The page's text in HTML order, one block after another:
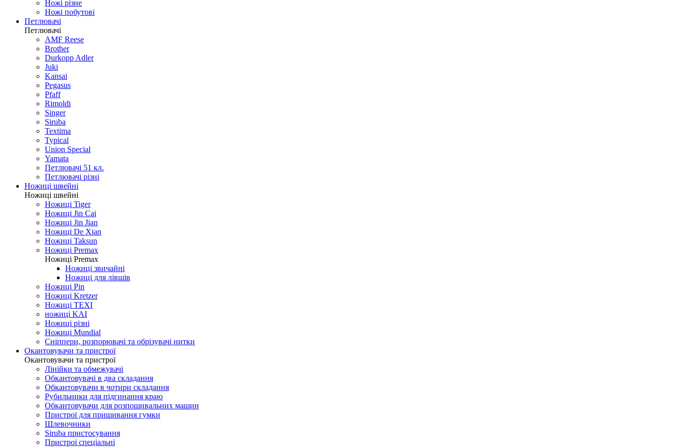
Ножі різне
Ножі побутові
Петлювачі
Петлювачі
AMF Reese
Brother
Durkopp Adler
Juki
Kansai
Pegasus
Pfaff
Rimoldi
Singer
Siruba
Textima
Typical
Union Special
Yamata
Петлювачі 51 кл.
Петлювачі різні
Ножиці швейні
Ножиці швейні
Ножиці Tiger
Ножиці Jin Cai
Ножиці Jin Jian
Ножиці De Xian
Ножиці Taksun
Ножиці Premax
Ножиці Premax
Ножиці звичайні
Ножиці для лівшів
Ножиці Pin
Ножиці Kretzer
Ножиці TEXI
ножиці KAI
Ножиці різні
Ножиці Mundial
Сніппери, розпорювачі та обрізувачі нитки
Окантовувачи та пристрої
Окантовувачи та пристрої
Лінійки та обмежувачі
Обкантовувачі в два складання
Обкантовувачи в чотири складання
Рубильники для підгинання краю
Обкантовувачи для розпошивальних машин
Пристрої для пришивання гумки
Шлевочники
Siruba пристосування
Пристрої спеціальні